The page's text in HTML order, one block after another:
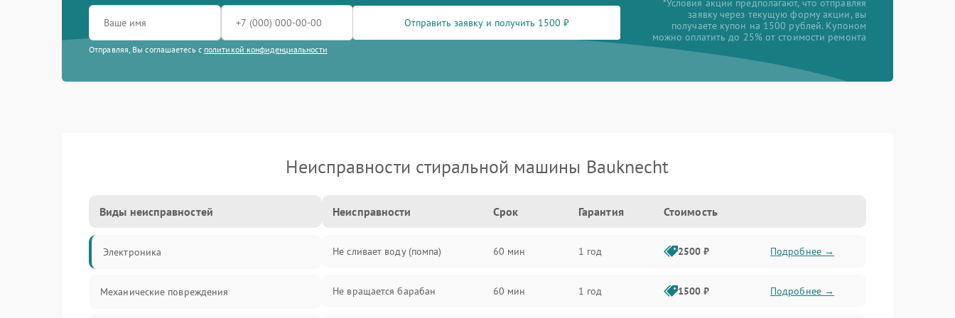
Отправить заявку и получить 1500 ₽
Отправляя, Вы соглашаетесь с политикой конфиденциальности
*Условия акции предполагают, что отправляя
заявку через текущую форму акции, вы
получаете купон на 1500 рублей. Купоном
можно оплатить до 25% от стоимости ремонта
Неисправности стиральной машины Bauknecht
Виды неисправностей
Электроника
Механические повреждения
Неисправности Срок Гарантия Стоимость
Не сливает воду (помпа) 60 мин 1 год 2500 ₽ Подробнее →
Не вращается барабан 60 мин 1 год 1500 ₽ Подробнее →